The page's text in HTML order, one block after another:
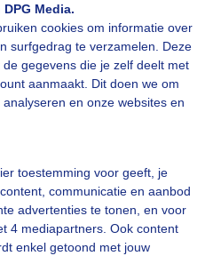
Media.
cookies om informatie over
surfgedrag te verzamelen. Deze
gegevens die je zelf deelt met
aanmaakt. Dit doen we om
en onze websites en
toestemming voor geeft, je
communicatie en aanbod
advertenties te tonen, en voor
4 mediapartners. Ook content
enkel getoond met jouw
geduld aub...